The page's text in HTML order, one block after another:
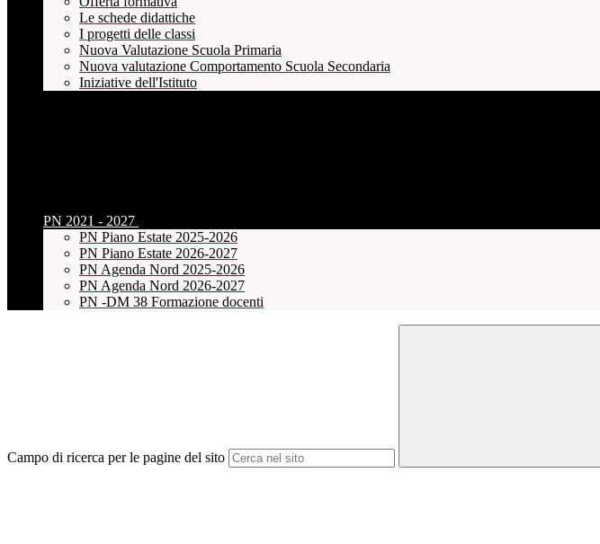
Le schede didattiche
I progetti delle classi
Nuova Valutazione Scuola Primaria
Nuova valutazione Comportamento Scuola Secondaria
Iniziative dell'Istituto
PN 2021 - 2027
PN Piano Estate 2025-2026
PN Piano Estate 2026-2027
PN Agenda Nord 2025-2026
PN Agenda Nord 2026-2027
PN -DM 38 Formazione docenti
Campo di ricerca per le pagine del sito